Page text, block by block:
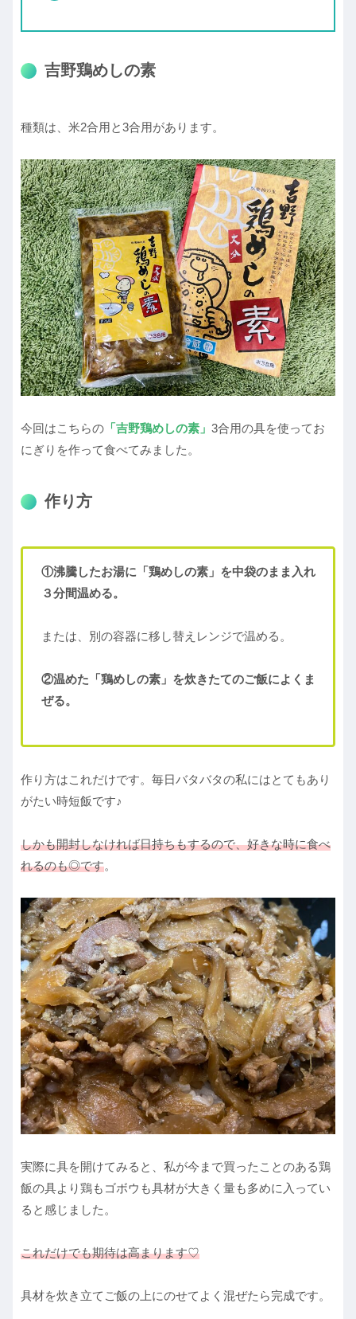
吉野鶏めしの素
種類は、米2合用と3合用があります。
今回はこちらの 「吉野鶏めしの素」 3合用の具を使ってお
にぎりを作って食べてみました。
作り方
①沸騰したお湯に「鶏めしの素」を中袋のまま入れ
３分間温める。
または、別の容器に移し替えレンジで温める。
②温めた「鶏めしの素」を炊きたてのご飯によくま
ぜる。
作り方はこれだけです。毎日バタバタの私にはとてもあり
がたい時短飯です♪
しかも開封しなければ日持ちもするので、好きな時に食べ
れるのも◎です。
実際に具を開けてみると、私が今まで買ったことのある鶏
飯の具より鶏もゴボウも具材が大きく量も多めに入ってい
ると感じました。
これだけでも期待は高まります♡
具材を炊き立てご飯の上にのせてよく混ぜたら完成です。